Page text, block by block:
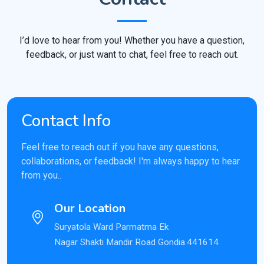
I’d love to hear from you! Whether you have a question,
feedback, or just want to chat, feel free to reach out.
Contact Info
Feel free to reach out if you have any questions,
collaborations, or feedback! I'm always happy to hear
from you..
Our Location
Suryatola Ward Parmatma Ek
Nagar Shakti Mandir Road Gondia.441614